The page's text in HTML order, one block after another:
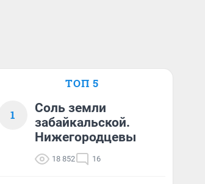
ТОП 5
1
Соль земли
забайкальской.
Нижегородцевы
18 852 16